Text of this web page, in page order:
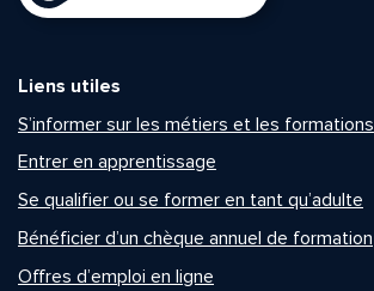
Liens utiles
S’informer sur les métiers et les formations
Entrer en apprentissage
Se qualifier ou se former en tant qu’adulte
Bénéficier d’un chèque annuel de formation
Offres d’emploi en ligne